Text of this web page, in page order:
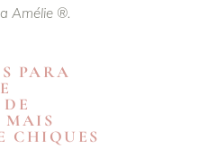
Amélie ®.
PARA
MAIS
CHIQUES